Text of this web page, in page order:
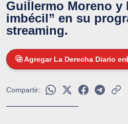
Guillermo Moreno y
imbécil” en su
streaming.
Agregar La Derecha Diario en
Compartir: